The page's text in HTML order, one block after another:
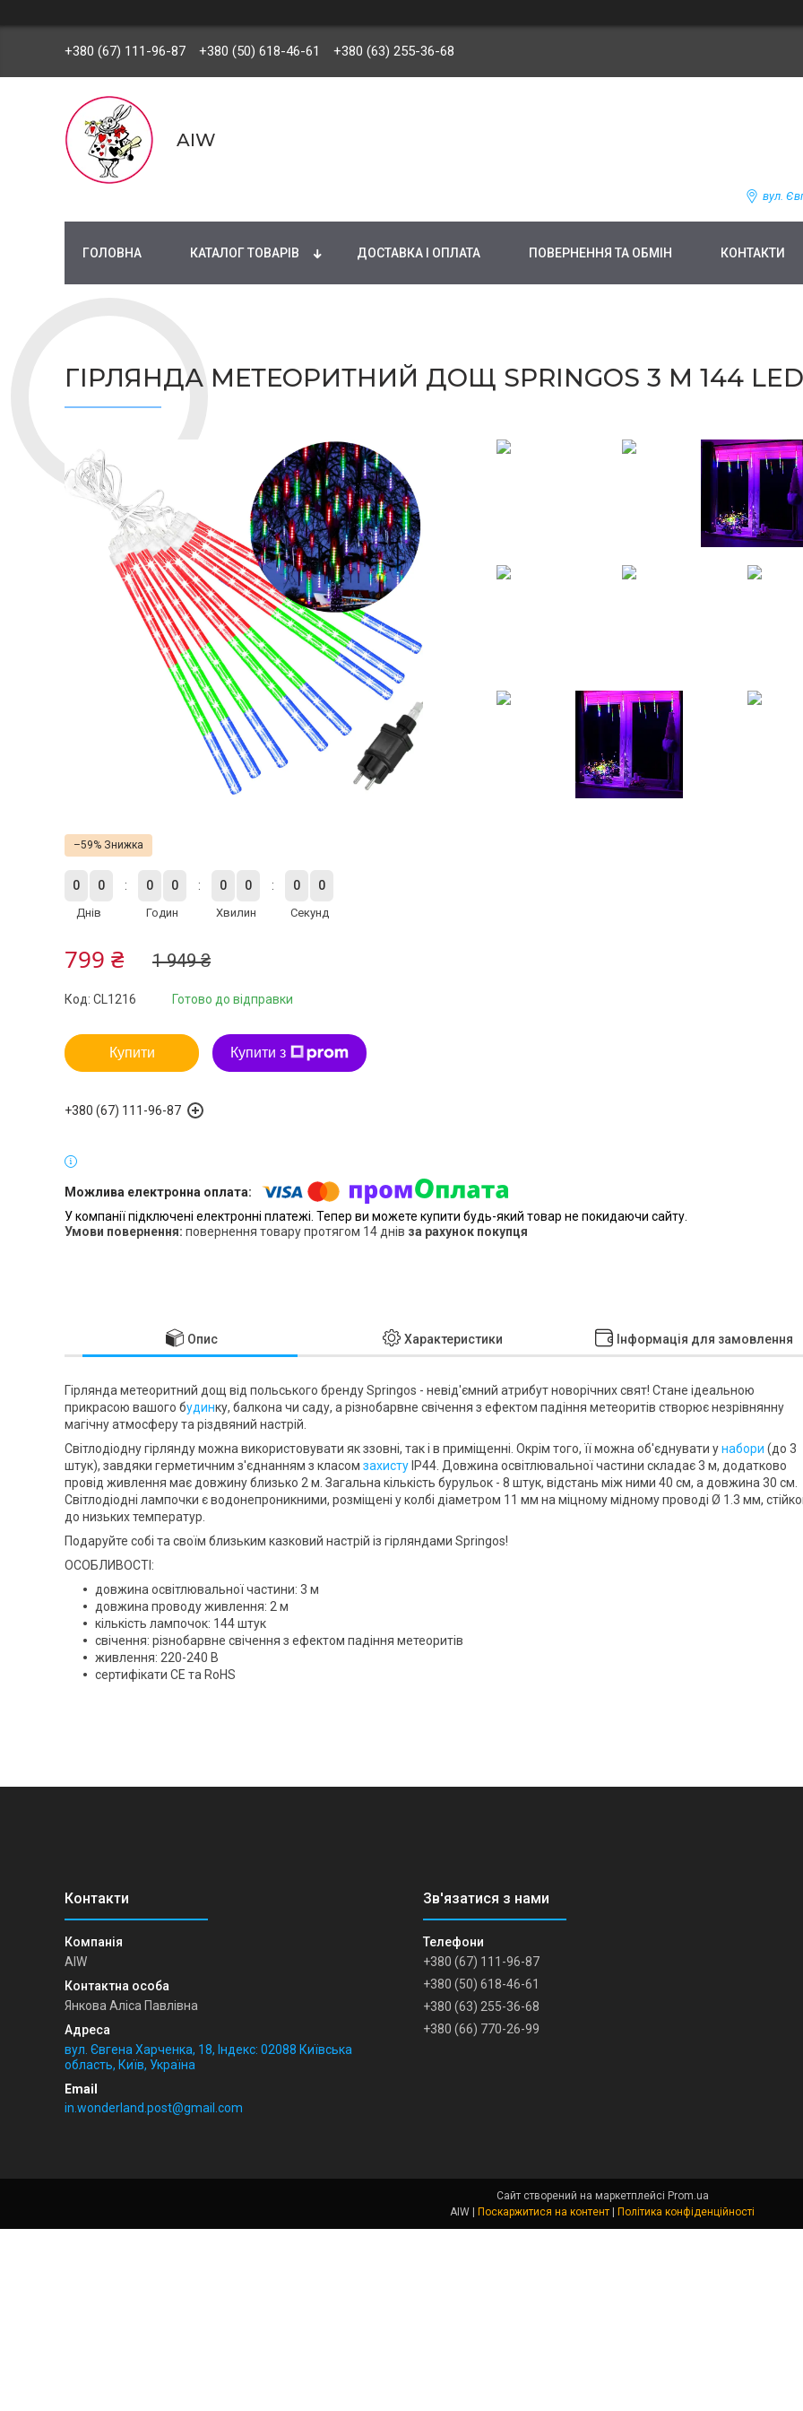
+380 (67) 111-96-87 +380 (50) 618-46-61 +380 (63) 255-36-68
AIW
вул.
ГОЛОВНА КАТАЛОГ ТОВАРІВ ДОСТАВКА І ОПЛАТА ПОВЕРНЕННЯ ТА ОБМІН КОНТАКТИ
ГІРЛЯНДА МЕТЕОРИТНИЙ ДОЩ SPRINGOS 3 М 144 LED
–59%
0 0
Днів
0 0
Годин
0 0
Хвилин
0 0
Секунд
1 949 ₴
799 ₴
Готово до відправки
Код: CL1216
Купити Купити з
+380 (67) 111-96-87
У компанії підключені електронні платежі. Тепер ви можете купити будь-який товар не покидаючи сайту.
повернення товару протягом 14 днів за рахунок покупця
Опис Характеристики Інформація для замовлення
Гірлянда метеоритний дощ від польського брендуSpringos - невід'ємний атрибут новорічних свят! Стане ідеальною
прикрасою вашого будинку, балкона чи саду, а різнобарвне свічення з ефектом падіння метеоритів створює незрівнянну
магічну атмосферу та різдвяний настрій.
Світлодіодну гірлянду можна використовувати якззовні, так і в приміщенні . Окрім того, її можна об'єднувати унабори (до 3
штук), завдяки герметичним з'єднанням з класом захистуIP44 . Довжина освітлювальної частини складає3 м, додатково
провід живлення має довжину близько 2 м . Загальна кількість бурульок - 8 штук, відстань між ними 40 см, а довжина 30 см
Світлодіодні лампочки є водонепроникними, розміщені у колбі діаметром 11 мм на міцному мідному проводі Ø 1.3 мм,
до низьких температур.
Подаруйте собі та своїм близьким казковий настрій із гірляндами Springos!
ОСОБЛИВОСТІ:
довжина освітлювальної частини: 3 м
довжина проводу живлення: 2 м
кількість лампочок: 144 штук
свічення: різнобарвне свічення з ефектом падіння метеоритів
живлення: 220-240 В
сертифікати CE та RoHS
AIW
Янкова Аліса Павлівна
вул. Євгена Харченка, 18, Індекс: 02088 Київська
область, Київ, Україна
in.wonderland.post@gmail.com
+380 (67) 111-96-87
+380 (50) 618-46-61
+380 (63) 255-36-68
+380 (66) 770-26-99
Сайт створений на маркетплейсі Prom.ua
AIW | Поскаржитися на контент | Політика конфіденційності